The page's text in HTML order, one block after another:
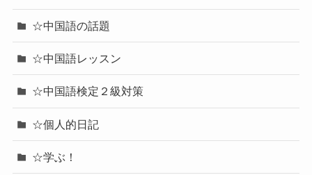
☆中国語の話題
☆中国語レッスン
☆中国語検定２級対策
☆個人的日記
☆学ぶ！